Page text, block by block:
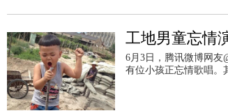
工地男童忘情
6月3日，腾讯微博网友
有位小孩正忘情歌唱。